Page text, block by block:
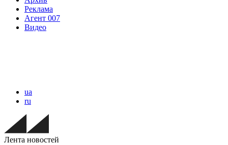
Реклама
Агент 007
Видео
ua
ru
Лента новостей